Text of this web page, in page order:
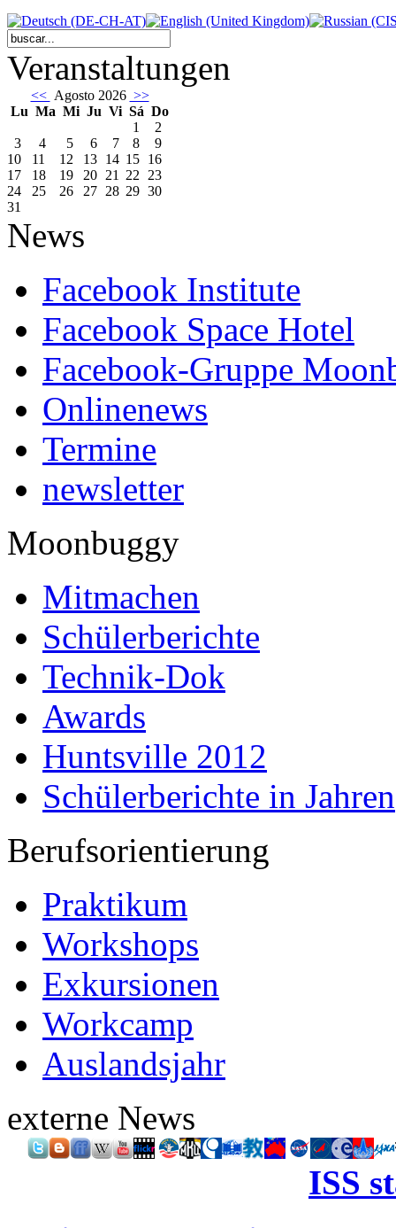
Veranstaltungen
<< Agosto 2026 >>
Lu Ma Mi Ju Vi Sá Do
1
2
3
4 5 6 7 8
9
10
11 12 13 14 15 16
17
18 19 20 21 22 23
24
25 26 27 28 29 30
31
News
Facebook Institute
Facebook Space Hotel
Facebook-Gruppe
Onlinenews
Termine
newsletter
Moonbuggy
Mitmachen
Schülerberichte
Technik-Dok
Awards
Huntsville 2012
Schülerberichte in Jahren
Berufsorientierung
Praktikum
Workshops
Exkursionen
Workcamp
Auslandsjahr
externe News
ISS